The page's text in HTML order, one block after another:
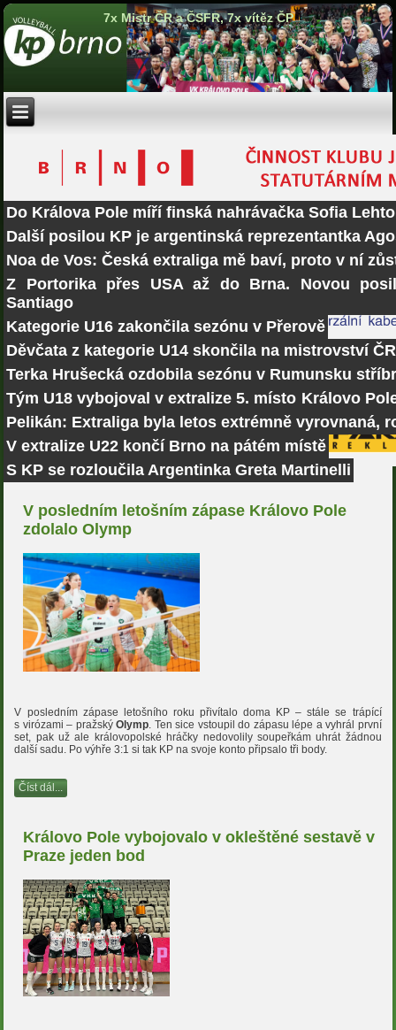
7x Mistr ČR a ČSFR, 7x vítěz ČP
Do Králova Pole míří finská nahrávačka Sofia Lehto
Další posilou KP je argentinská reprezentantka
Noa de Vos: Česká extraliga mě baví, proto v ní
Z Portorika přes USA až do Brna. Novou
Santiago
Kategorie U16 zakončila sezónu v Přerově
Děvčata z kategorie U14 skončila na mistrovství
Terka Hrušecká ozdobila sezónu v Rumunsku
Tým U18 vybojoval v extralize 5. místo Královo
Pelikán: Extraliga byla letos extrémně vyrovnaná,
V extralize U22 končí Brno na pátém místě
S KP se rozloučila Argentinka Greta Martinelli
V posledním letošním zápase Královo Pole
zdolalo Olymp
V posledním zápase letošního roku přivítalo doma KP – stále se trápící
s virózami – pražskýOlymp . Ten sice vstoupil do zápasu lépe a vyhrál první
set, pak už ale královopolské hráčky nedovolily soupeřkám uhrát žádnou
další sadu. Po výhře 3:1 si tak KP na svoje konto připsalo tři body.
Číst dál...
Královo Pole vybojovalo v okleštěné sestavě v
Praze jeden bod